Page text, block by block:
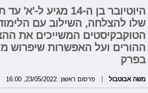
היוטיובר בן ה-14
שלו להצלחה, השילוב עם
הטוקבקיסטים המשייכים את
ההורים ועל האפשרות שיפרוש
בפרק
משה אבוטבול פרסום ראשון: 23/05/2022, 16:00